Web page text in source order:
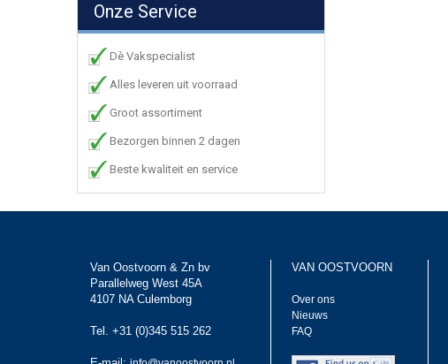
Onze Service
Dè Vakspecialist
Alles leveren uit voorraad
Groot assortiment
Bezorgen binnen 2 dagen
Beste kwaliteit en service
Van Oostvoorn & Zn bv
Parallelweg West 45A
4107 NA Culemborg
Tel. +31 (0)345 515 262
VAN OOSTVOORN
Over ons
Nieuws
FAQ